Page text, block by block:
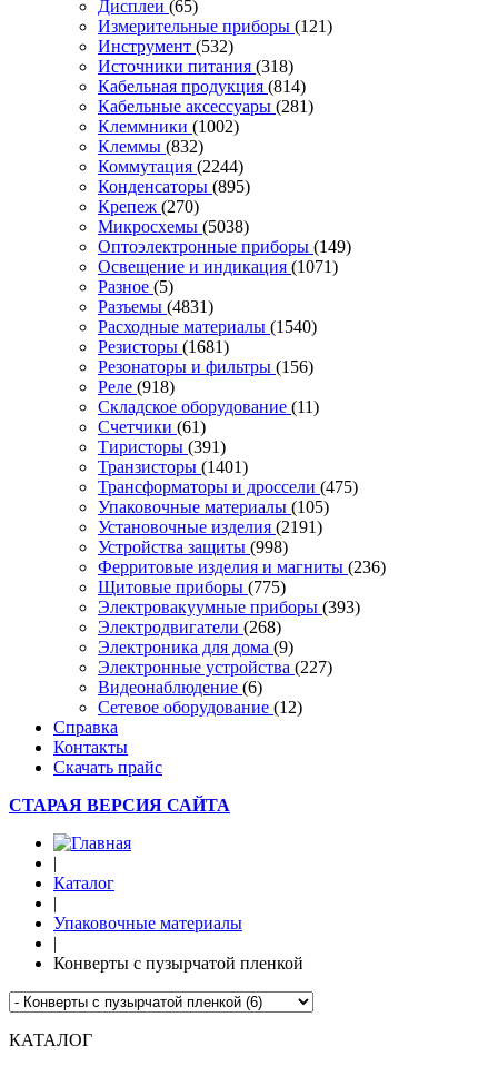
Дисплеи (65)
Измерительные приборы (121)
Инструмент (532)
Источники питания (318)
Кабельная продукция (814)
Кабельные аксессуары (281)
Клеммники (1002)
Клеммы (832)
Коммутация (2244)
Конденсаторы (895)
Крепеж (270)
Микросхемы (5038)
Оптоэлектронные приборы (149)
Освещение и индикация (1071)
Разное (5)
Разъемы (4831)
Расходные материалы (1540)
Резисторы (1681)
Резонаторы и фильтры (156)
Реле (918)
Складское оборудование (11)
Счетчики (61)
Тиристоры (391)
Транзисторы (1401)
Трансформаторы и дроссели (475)
Упаковочные материалы (105)
Установочные изделия (2191)
Устройства защиты (998)
Ферритовые изделия и магниты (236)
Щитовые приборы (775)
Электровакуумные приборы (393)
Электродвигатели (268)
Электроника для дома (9)
Электронные устройства (227)
Видеонаблюдение (6)
Сетевое оборудование (12)
Справка
Контакты
Скачать прайс
СТАРАЯ ВЕРСИЯ САЙТА
|
Каталог
|
Упаковочные материалы
|
Конверты с пузырчатой пленкой
КАТАЛОГ